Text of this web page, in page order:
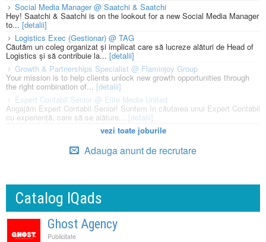
Social Media Manager @ Saatchi & Saatchi
Hey! Saatchi & Saatchi is on the lookout for a new Social Media Manager
to... [detalii]
Logistics Exec (Gestionar) @ TAG
Căutăm un coleg organizat și implicat care să lucreze alături de Head of
Logistics și să contribuie la... [detalii]
Growth & Partnerships Specialist @ Flaminjoy Group
Your mission is to help clients unlock new growth opportunities through
the right combination of... [detalii]
Expert Contabil Senior @ Elite Media United
Angajăm Expert Contabil Senior! Suntem în căutarea unui Expert Contabil
cu experiență, care să se alăture... [detalii]
vezi toate joburile
Adauga anunt de recrutare
Catalog IQads
Ghost Agency
Publicitate